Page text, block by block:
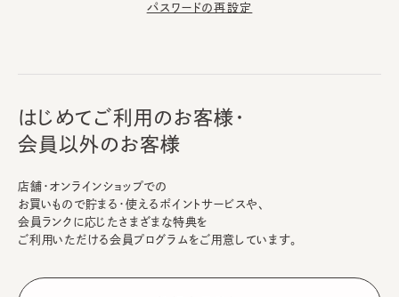
パスワードの再設定
はじめてご利用のお客様・
会員以外のお客様
店舗・オンラインショップでの
お買いもので貯まる・使えるポイントサービスや、
会員ランクに応じたさまざまな特典を
ご利用いただける会員プログラムをご用意しています。